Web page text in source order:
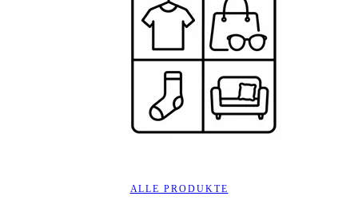
ALLE PRODUKTE